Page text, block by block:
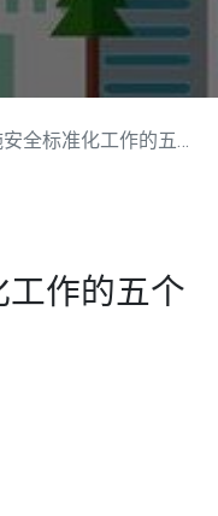
标准化工作的五个阶段
作的五个